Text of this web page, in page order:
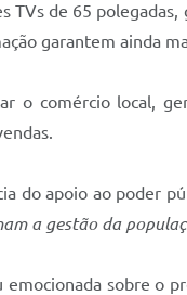
de 65
garantem ainda
o comércio local,
do apoio ao poder
a gestão da
emocionada sobre o